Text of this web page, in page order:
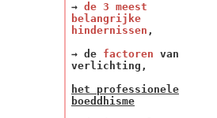
→ de 3 meest
belangrijke
hindernissen ,
→ de factoren van
verlichting,
het professionele
boeddhisme